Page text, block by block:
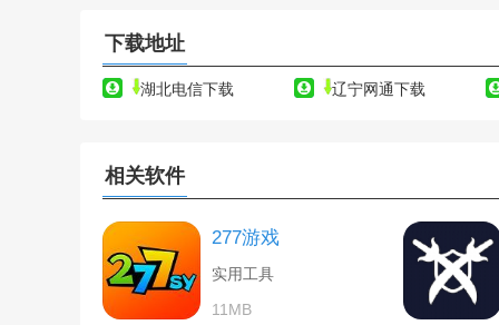
下载地址
湖北电信下载 辽宁网通下载
相关软件
277游戏
实用工具
11MB